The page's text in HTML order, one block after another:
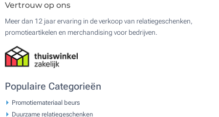
Vertrouw op ons
Meer dan 12 jaar ervaring in de verkoop van relatiegeschenken,
promotieartikelen en merchandising voor bedrijven.
Populaire Categorieën
Promotiemateriaal beurs
Duurzame relatiegeschenken